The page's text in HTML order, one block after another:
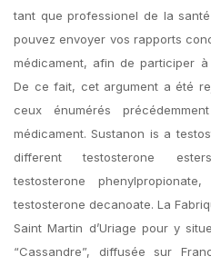
tant que professionel de la
pouvez envoyer vos rapports
médicament, afin de participer à
De ce fait, cet argument a été
ceux énumérés
médicament. Sustanon is a
different testosterone
testosterone
testosterone decanoate. La
Saint Martin d’Uriage pour y
“Cassandre”, diffusée sur